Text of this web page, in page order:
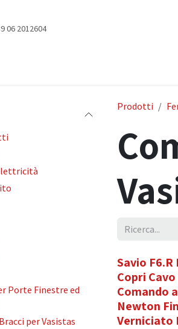
06 2012604
Porte Finestre ed
per Vasistas
Prodotti
Savio
Copri
Comando
Newton
Verniciato